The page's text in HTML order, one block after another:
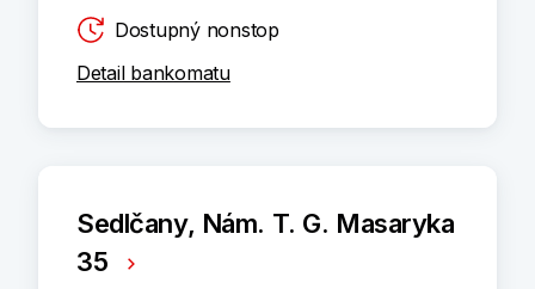
Dostupný nonstop
Detail bankomatu
Sedlčany, Nám. T. G. Masaryka
35